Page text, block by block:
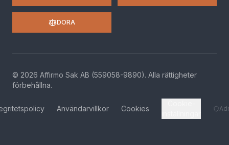
DORA
© 2026 Affirmo Sak AB (559058-9890). Alla rättigheter
förbehållna.
Användarvillkor Cookies